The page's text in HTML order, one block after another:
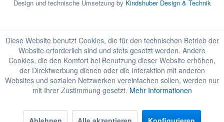
Design und technische Umsetzung by Kindshuber Design & Technik
Diese Website benutzt Cookies, die für den technischen Betrieb der
Website erforderlich sind und stets gesetzt werden. Andere
Cookies, die den Komfort bei Benutzung dieser Website erhöhen,
der Direktwerbung dienen oder die Interaktion mit anderen
Websites und sozialen Netzwerken vereinfachen sollen, werden nur
mit Ihrer Zustimmung gesetzt. Mehr Informationen